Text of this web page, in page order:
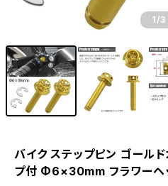
1 /3
バイク ステップピン ゴール
プ付 Φ6×30mm フラワーヘ